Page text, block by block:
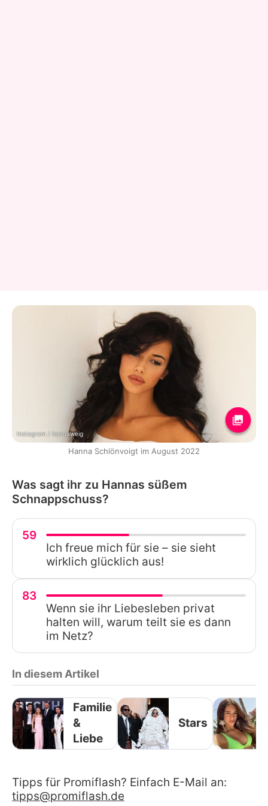
Instagram / hannaweig
Hanna Schlönvoigt im August 2022
Was sagt ihr zu Hannas süßem
Schnappschuss?
59
Ich freue mich für sie – sie sieht
wirklich glücklich aus!
83
Wenn sie ihr Liebesleben privat
halten will, warum teilt sie es dann
im Netz?
In diesem Artikel
Familie
&
Liebe
Stars
Tipps für Promiflash? Einfach E-Mail an:
tipps@promiflash.de